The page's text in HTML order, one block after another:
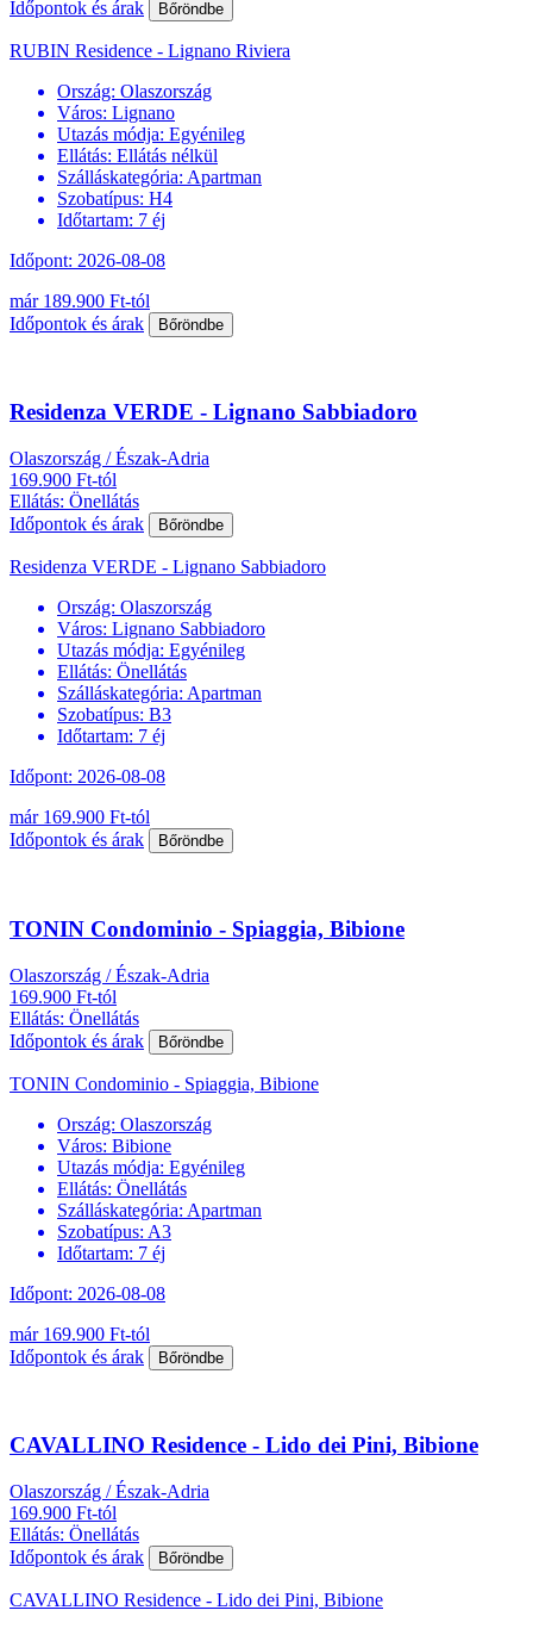
Időpontok és árak Bőröndbe
RUBIN Residence - Lignano Riviera
Ország: Olaszország
Város: Lignano
Utazás módja: Egyénileg
Ellátás: Ellátás nélkül
Szálláskategória: Apartman
Szobatípus: H4
Időtartam: 7 éj
Időpont: 2026-08-08
már 189.900 Ft-tól
Időpontok és árak
Bőröndbe
Residenza VERDE - Lignano Sabbiadoro
Olaszország / Észak-Adria
169.900 Ft-tól
Ellátás: Önellátás
Időpontok és árak
Bőröndbe
Residenza VERDE - Lignano Sabbiadoro
Ország: Olaszország
Város: Lignano Sabbiadoro
Utazás módja: Egyénileg
Ellátás: Önellátás
Szálláskategória: Apartman
Szobatípus: B3
Időtartam: 7 éj
Időpont: 2026-08-08
már 169.900 Ft-tól
Időpontok és árak
Bőröndbe
TONIN Condominio - Spiaggia, Bibione
Olaszország / Észak-Adria
169.900 Ft-tól
Ellátás: Önellátás
Időpontok és árak
Bőröndbe
TONIN Condominio - Spiaggia, Bibione
Ország: Olaszország
Város: Bibione
Utazás módja: Egyénileg
Ellátás: Önellátás
Szálláskategória: Apartman
Szobatípus: A3
Időtartam: 7 éj
Időpont: 2026-08-08
már 169.900 Ft-tól
Időpontok és árak
Bőröndbe
CAVALLINO Residence - Lido dei Pini, Bibione
Olaszország / Észak-Adria
169.900 Ft-tól
Ellátás: Önellátás
Időpontok és árak
Bőröndbe
CAVALLINO Residence - Lido dei Pini, Bibione